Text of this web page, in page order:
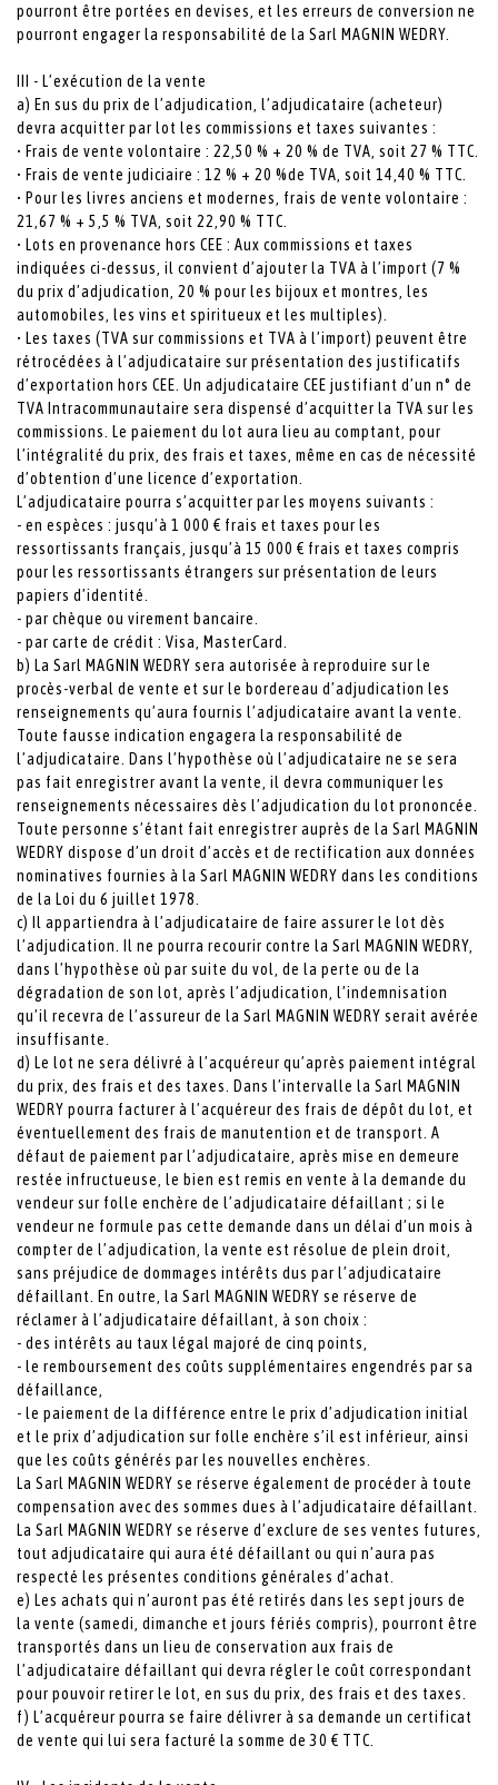
pourront être portées en devises, et les erreurs de conversion ne
pourront engager la responsabilité de la Sarl MAGNIN WEDRY.
III - L’exécution de la vente
a) En sus du prix de l’adjudication, l’adjudicataire (acheteur)
devra acquitter par lot les commissions et taxes suivantes :
• Frais de vente volontaire : 22,50 % + 20 % de TVA, soit 27 % TTC.
• Frais de vente judiciaire : 12 % + 20 %de TVA, soit 14,40 % TTC.
• Pour les livres anciens et modernes, frais de vente volontaire :
21,67 % + 5,5 % TVA, soit 22,90 % TTC.
• Lots en provenance hors CEE : Aux commissions et taxes
indiquées ci-dessus, il convient d’ajouter la TVA à l’import (7 %
du prix d’adjudication, 20 % pour les bijoux et montres, les
automobiles, les vins et spiritueux et les multiples).
• Les taxes (TVA sur commissions et TVA à l’import) peuvent être
rétrocédées à l’adjudicataire sur présentation des justificatifs
d’exportation hors CEE. Un adjudicataire CEE justifiant d’un n° de
TVA Intracommunautaire sera dispensé d’acquitter la TVA sur les
commissions. Le paiement du lot aura lieu au comptant, pour
l’intégralité du prix, des frais et taxes, même en cas de nécessité
d’obtention d’une licence d’exportation.
L’adjudicataire pourra s’acquitter par les moyens suivants :
- en espèces : jusqu’à 1 000 € frais et taxes pour les
ressortissants français, jusqu’à 15 000 € frais et taxes compris
pour les ressortissants étrangers sur présentation de leurs
papiers d’identité.
- par chèque ou virement bancaire.
- par carte de crédit : Visa, MasterCard.
b) La Sarl MAGNIN WEDRY sera autorisée à reproduire sur le
procès-verbal de vente et sur le bordereau d’adjudication les
renseignements qu’aura fournis l’adjudicataire avant la vente.
Toute fausse indication engagera la responsabilité de
l’adjudicataire. Dans l’hypothèse où l’adjudicataire ne se sera
pas fait enregistrer avant la vente, il devra communiquer les
renseignements nécessaires dès l’adjudication du lot prononcée.
Toute personne s’étant fait enregistrer auprès de la Sarl MAGNIN
WEDRY dispose d’un droit d’accès et de rectification aux données
nominatives fournies à la Sarl MAGNIN WEDRY dans les conditions
de la Loi du 6 juillet 1978.
c) Il appartiendra à l’adjudicataire de faire assurer le lot dès
l’adjudication. Il ne pourra recourir contre la Sarl MAGNIN WEDRY,
dans l’hypothèse où par suite du vol, de la perte ou de la
dégradation de son lot, après l’adjudication, l’indemnisation
qu’il recevra de l’assureur de la Sarl MAGNIN WEDRY serait avérée
insuffisante.
d) Le lot ne sera délivré à l’acquéreur qu’après paiement intégral
du prix, des frais et des taxes. Dans l’intervalle la Sarl MAGNIN
WEDRY pourra facturer à l’acquéreur des frais de dépôt du lot, et
éventuellement des frais de manutention et de transport. A
défaut de paiement par l’adjudicataire, après mise en demeure
restée infructueuse, le bien est remis en vente à la demande du
vendeur sur folle enchère de l’adjudicataire défaillant ; si le
vendeur ne formule pas cette demande dans un délai d’un mois à
compter de l’adjudication, la vente est résolue de plein droit,
sans préjudice de dommages intérêts dus par l’adjudicataire
défaillant. En outre, la Sarl MAGNIN WEDRY se réserve de
réclamer à l’adjudicataire défaillant, à son choix :
- des intérêts au taux légal majoré de cinq points,
- le remboursement des coûts supplémentaires engendrés par sa
défaillance,
- le paiement de la différence entre le prix d’adjudication initial
et le prix d’adjudication sur folle enchère s’il est inférieur, ainsi
que les coûts générés par les nouvelles enchères.
La Sarl MAGNIN WEDRY se réserve également de procéder à toute
compensation avec des sommes dues à l’adjudicataire défaillant.
La Sarl MAGNIN WEDRY se réserve d’exclure de ses ventes futures,
tout adjudicataire qui aura été défaillant ou qui n’aura pas
respecté les présentes conditions générales d’achat.
e) Les achats qui n’auront pas été retirés dans les sept jours de
la vente (samedi, dimanche et jours fériés compris), pourront être
transportés dans un lieu de conservation aux frais de
l’adjudicataire défaillant qui devra régler le coût correspondant
pour pouvoir retirer le lot, en sus du prix, des frais et des taxes.
f) L’acquéreur pourra se faire délivrer à sa demande un certificat
de vente qui lui sera facturé la somme de 30 € TTC.